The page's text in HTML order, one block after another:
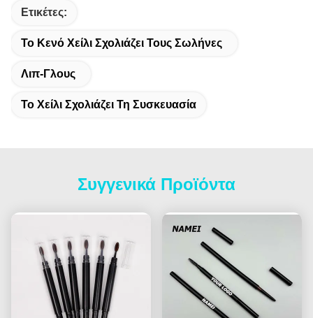
Ετικέτες:
Το Κενό Χείλι Σχολιάζει Τους Σωλήνες
Λιπ-Γλους
Το Χείλι Σχολιάζει Τη Συσκευασία
Συγγενικά Προϊόντα